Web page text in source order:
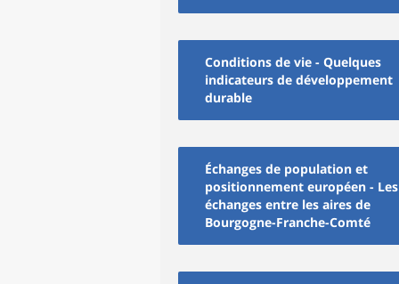
Conditions de vie - Quelques
indicateurs de développement
durable
Échanges de population et
positionnement européen - Les
échanges entre les aires de
Bourgogne-Franche-Comté